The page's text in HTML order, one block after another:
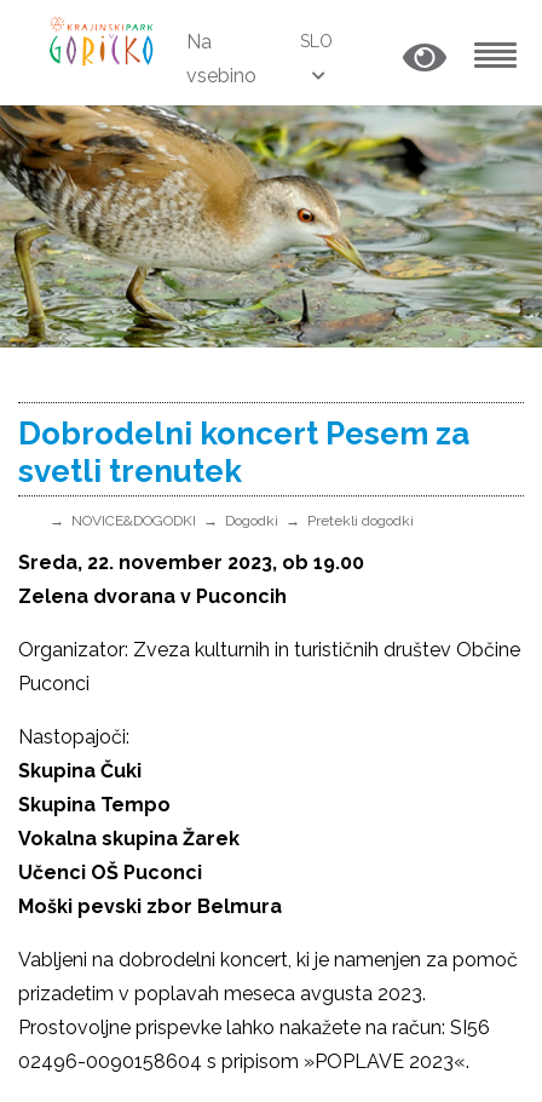
Na
vsebino
SLO
Dobrodelni koncert Pesem za
svetli trenutek
NOVICE&DOGODKI Dogodki Pretekli dogodki
Sreda, 22. november 2023, ob 19.00
Zelena dvorana v Puconcih
Organizator: Zveza kulturnih in turističnih društev Občine
Puconci
Nastopajoči:
Skupina Čuki
Skupina Tempo
Vokalna skupina Žarek
Učenci OŠ Puconci
Moški pevski zbor Belmura
Vabljeni na dobrodelni koncert, ki je namenjen za pomoč
prizadetim v poplavah meseca avgusta 2023.
Prostovoljne prispevke lahko nakažete na račun: SI56
02496-0090158604 s pripisom »POPLAVE 2023«.